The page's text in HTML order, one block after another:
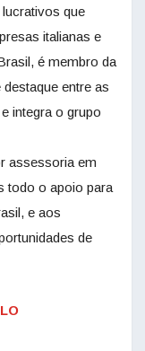
que
italianas e
é membro da
entre as
integra o grupo
assessoria em
todo o apoio para
e aos
de